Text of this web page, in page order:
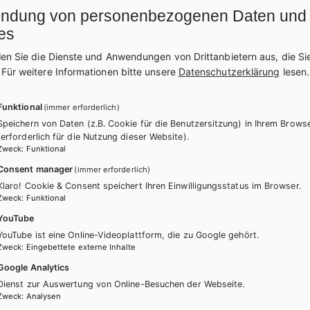
Bände dieser
von personenbezogenen Daten und
Sie die Dienste und Anwendungen von Drittanbietern aus, die
Für weitere Informationen bitte unsere Datenschutzerklärung lesen.
(immer erforderlich)
von Daten (z.B. Cookie für die Benutzersitzung) in Ihrem
für die Nutzung dieser Website).
: Funktional
manager (immer erforderlich)
Cookie & Consent speichert Ihren Einwilligungsstatus im Browser.
: Funktional
ist eine Online-Videoplattform, die zu Google gehört.
: Eingebettete externe Inhalte
Analytics
zur Auswertung von Online-Besuchen der Webseite.
: Analysen